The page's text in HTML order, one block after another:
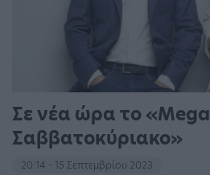
Σε νέα ώρα το «Mega
Σαββατοκύριακο»
20:14 - 15 Σεπτεμβρίου 2023